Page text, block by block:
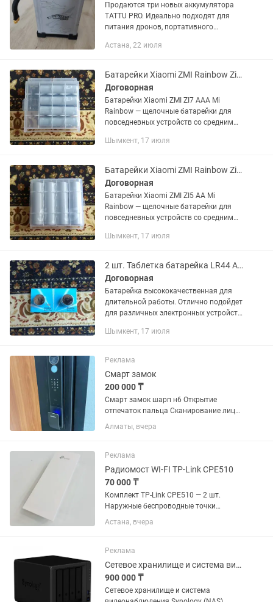
Продаются три новых аккумулятора
TATTU PRO. Идеально подходят для
питания дронов, портативного
проектов. Характеристики: · Тип:
батарея...
Астана, 22 июля
Батарейки Xiaomi ZMI Rainbow Zi7 AAA LR03 4 шт. В упаковке Оригинал
Договорная
Батарейки Xiaomi ZMI ZI7 AAA Mi
Rainbow — щелочные батарейки для
повседневных устройств со средним
энергии:беспроводная клавиатура,
Шымкент, 17 июля
Батарейки Xiaomi ZMI Rainbow Zi5 AA LR06 4 шт. В упаковке Оригинал
Договорная
Батарейки Xiaomi ZMI ZI5 AA Mi
Rainbow — щелочные батарейки для
повседневных устройств со средним
энергии:беспроводная клавиатура,
Шымкент, 17 июля
2 шт. Таблетка батарейка LR44 A76 AG13 357 для гигрометра инкубатор
Договорная
Батарейка высококачественная для
длительной работы. Отлично подойдет
для различных электронных устройств
калькуляторы, брелки, термометры
Шымкент, 17 июля
Реклама
Смарт замок
200 000 ₸
Смарт замок шарп н6 Открытие
отпечаток пальца Сканирование лица
Карта 2 шт в комплекте Механическим
ключом Приложение на смарт фоне
Алматы, вчера
Реклама
Радиомост WI-FI TP-Link CPE510
70 000 ₸
Комплект TP-Link CPE510 — 2 шт.
Наружные беспроводные точки
доступа 5 ГГц Идеально подходят для
организации радиомоста между
Астана, вчера
Реклама
Сетевое хранилище и система видеонаблюдения Synology (NAS)
900 000 ₸
Сетевое хранилище и система